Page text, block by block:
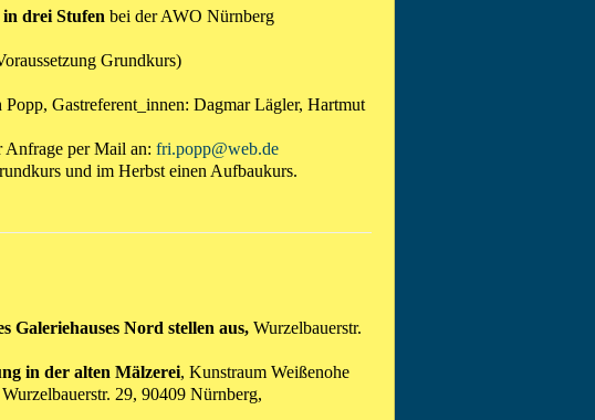
drei Stufen bei der AWO Nürnberg
Grundkurs)
Gastreferent_innen: Dagmar Lägler, Hartmut
Anfrage per Mail an: fri.popp@web.de
und im Herbst einen Aufbaukurs.
Galeriehauses Nord stellen aus, Wurzelbauerstr.
in der alten Mälzerei, Kunstraum Weißenohe
Wurzelbauerstr. 29, 90409 Nürnberg,